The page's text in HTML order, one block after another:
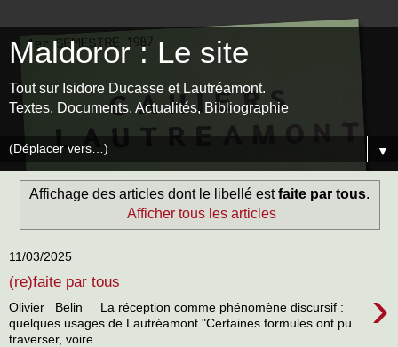
Maldoror : Le site
Tout sur Isidore Ducasse et Lautréamont.
Textes, Documents, Actualités, Bibliographie
▼
Affichage des articles dont le libellé estfaite par tous.
Afficher tous les articles
11/03/2025
(re)faite par tous ›
Olivier Belin La réception comme phénomène discursif :
quelques usages de Lautréamont "Certaines formules ont pu
traverser, voire...